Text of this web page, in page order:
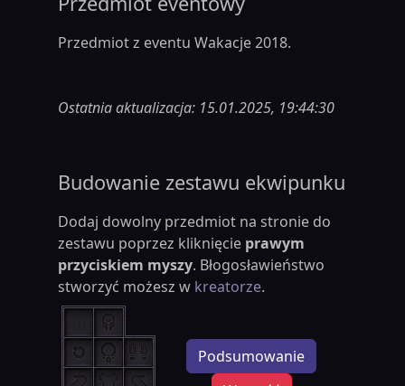
Przedmiot z eventu Wakacje 2018.
Ostatnia aktualizacja: 15.01.2025, 19:44:30
Budowanie zestawu ekwipunku
Dodaj dowolny przedmiot na stronie do
zestawu poprzez kliknięcie prawym
przyciskiem myszy. Błogosławieństwo
stworzyć możesz w kreatorze.
Podsumowanie